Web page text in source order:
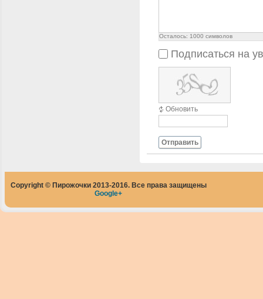
Осталось: 1000 символов
Подписаться на
Обновить
Отправить
Copyright © Пирожочки 2013-2016. Все права защищены
Google+